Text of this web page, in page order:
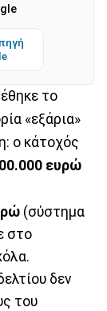
το
«εξάρια»
ο κάτοχός
ευρώ
(σύστημα
στο
δεν
του